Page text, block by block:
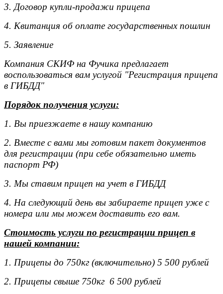
3. Договор купли-продажи прицепа
4. Квитанция об оплате государственных пошлин
5. Заявление
Компания СКИФ на Фучика предлагает
воспользоваться вам услугой "Регистрация прицепа
в ГИБДД"
Порядок получения услуги:
1. Вы приезжаете в нашу компанию
2. Вместе с вами мы готовим пакет документов
для регистрации (при себе обязательно иметь
паспорт РФ)
3. Мы ставим прицеп на учет в ГИБДД
4. На следующий день вы забираете прицеп уже с
номера или мы можем доставить его вам.
Стоимость услуги по регистрации прицеп в
нашей компании:
1. Прицепы до 750кг (включительно) 5 500 рублей
2. Прицепы свыше 750кг 6 500 рублей